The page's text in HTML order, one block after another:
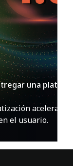
una
acelera la
el usuario.